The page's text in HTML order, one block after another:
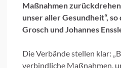
Maßnahmen
unser aller Gesundheit“,
Grosch und Johannes
Die Verbände stellen klar:
verbindliche Maßnahmen,